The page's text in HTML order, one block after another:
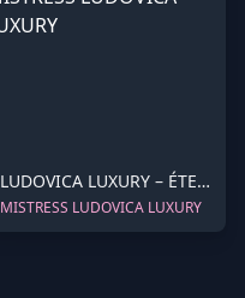
LUDOVICA LUXURY – ÉTEL A LÁBAMRÓL – 4K
MISTRESS LUDOVICA LUXURY